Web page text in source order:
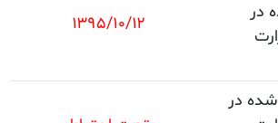
۱۳۹۵/۱۰/۱۲